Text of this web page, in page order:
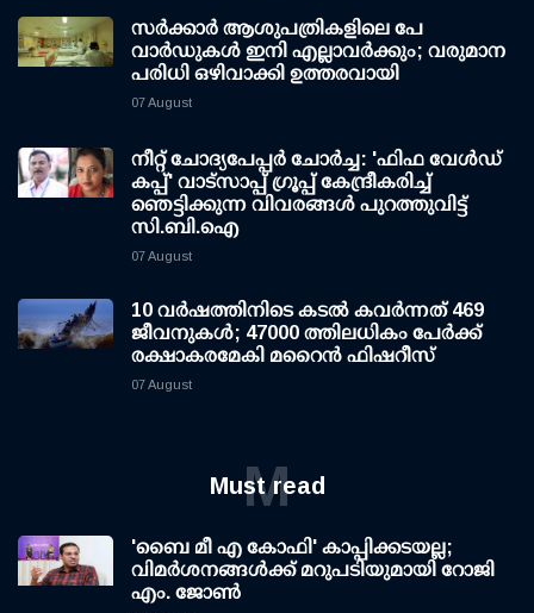
സര്‍ക്കാര്‍ ആശുപത്രികളിലെ പേ
വാര്‍ഡുകള്‍ ഇനി എല്ലാവര്‍ക്കും; വരുമാന
പരിധി ഒഴിവാക്കി ഉത്തരവായി
07 August
നീറ്റ് ചോദ്യപേപ്പര്‍ ചോര്‍ച്ച: 'ഫിഫ വേള്‍ഡ്
കപ്പ്' വാട്സാപ്പ് ഗ്രൂപ്പ് കേന്ദ്രീകരിച്ച്
ഞെട്ടിക്കുന്ന വിവരങ്ങള്‍ പുറത്തുവിട്ട്
സി.ബി.ഐ
07 August
10 വര്‍ഷത്തിനിടെ കടല്‍ കവര്‍ന്നത് 469
ജീവനുകള്‍; 47000 ത്തിലധികം പേര്‍ക്ക്
രക്ഷാകരമേകി മറൈന്‍ ഫിഷറീസ്
07 August
Must read
M
'ബൈ മീ എ കോഫി' കാപ്പിക്കടയല്ല;
വിമര്‍ശനങ്ങള്‍ക്ക് മറുപടിയുമായി റോജി
എം. ജോണ്‍